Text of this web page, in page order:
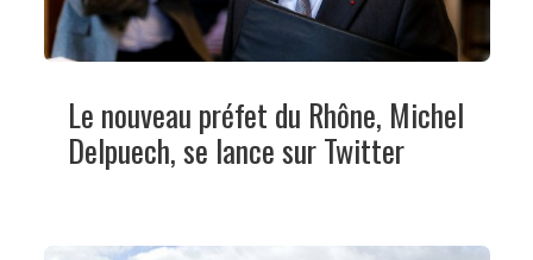
Le nouveau préfet du Rhône, Michel
Delpuech, se lance sur Twitter